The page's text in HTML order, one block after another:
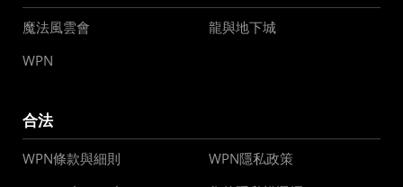
魔法風雲會
龍與地下城
WPN
合法
WPN條款與細則
WPN隱私政策